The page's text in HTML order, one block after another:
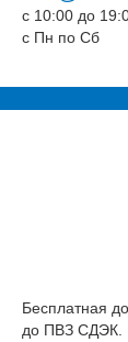
c 10:00 до
c Пн по Сб
Бесплатная
до ПВЗ СДЭК.